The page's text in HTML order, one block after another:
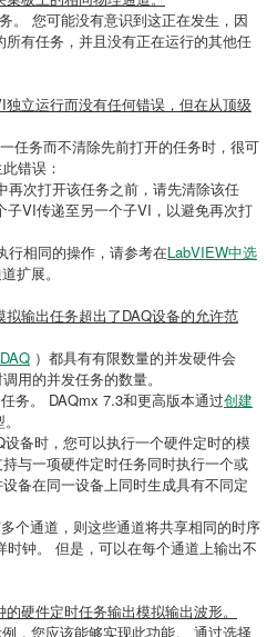
。 您可能没有意识到这正在发生，因
有任务，并且没有正在运行的其他任
独立运行而没有任何错误，但在从顶级
任务而不清除先前打开的任务时，很可
错误：
再次打开该任务之前，请先清除该任
子VI传递至另一个子VI，以避免再次打
行相同的操作，请参考在LabVIEW中选
扩展。
拟输出任务超出了DAQ设备的允许范
）都具有有限数量的并发硬件会
用的并发任务的数量。
务。 DAQmx 7.3和更高版本通过创建
备时，您可以执行一个硬件定时的模
与一项硬件定时任务同时执行一个或
备在同一设备上同时生成具有不同定
个通道，则这些通道将共享相同的时序
钟。 但是，可以在每个通道上输出不
硬件定时任务输出模拟输出波形。
，您应该能够实现此功能。 通过选择